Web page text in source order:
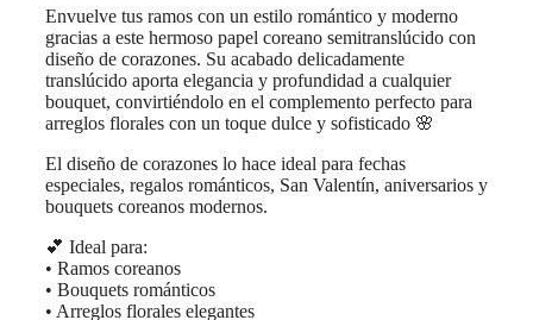
original
era:
$2.990.
actual
es:
$2.390.
Envuelve tus ramos con un estilo romántico y moderno
gracias a este hermoso papel coreano semitranslúcido con
diseño de corazones. Su acabado delicadamente
translúcido aporta elegancia y profundidad a cualquier
bouquet, convirtiéndolo en el complemento perfecto para
arreglos florales con un toque dulce y sofisticado 🌸
El diseño de corazones lo hace ideal para fechas
especiales, regalos románticos, San Valentín, aniversarios y
bouquets coreanos modernos.
💕 Ideal para:
• Ramos coreanos
• Bouquets románticos
• Arreglos florales elegantes